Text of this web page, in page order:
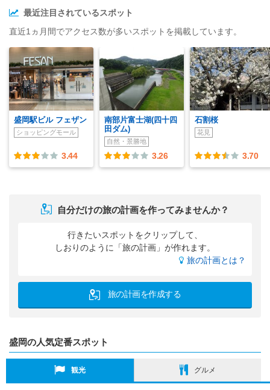
最近注目されているスポット
直近1ヵ月間でアクセス数が多いスポットを掲載しています。
盛岡駅ビル フェザン
ショッピングモール
3.44
南部片富士湖(四十四
田ダム)
自然・景勝地
3.26
石割桜
花見
3.70
自分だけの旅の計画を作ってみませんか？
行きたいスポットをクリップして、
しおりのように「旅の計画」が作れます。
旅の計画とは？
旅の計画を作成する
盛岡の人気定番スポット
観光 グルメ